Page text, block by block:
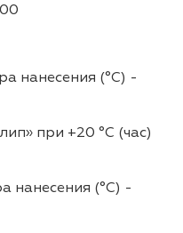
нанесения (°С) -
при +20 °С (час)
нанесения (°С) -